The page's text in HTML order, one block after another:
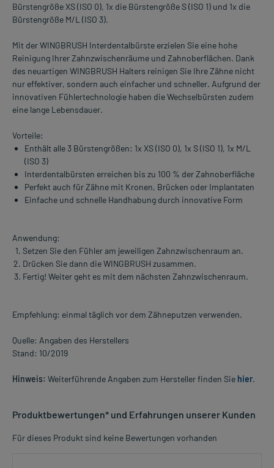
Bürstengröße XS (ISO 0), 1x die Bürstengröße S (ISO 1) und 1x die
Bürstengröße M/L (ISO 3).
Mit der WINGBRUSH Interdentalbürste erzielen Sie eine hohe
Reinigung Ihrer Zahnzwischenräume und Zahnoberflächen. Dank
des neuartigen WINGBRUSH Halters reinigen Sie Ihre Zähne nicht
nur effektiver, sondern auch einfacher und schneller. Aufgrund der
innovativen Fühlertechnologie haben die Wechselbürsten zudem
eine lange Lebensdauer.
Vorteile:
Enthält alle 3 Bürstengrößen: 1x XS (ISO 0), 1x S (ISO 1), 1x M/L
(ISO 3)
Interdentalbürsten erreichen bis zu 100 % der Zahnoberfläche
Perfekt auch für Zähne mit Kronen, Brücken oder Implantaten
Einfache und schnelle Handhabung durch innovative Form
Anwendung:
Setzen Sie den Fühler am jeweiligen Zahnzwischenraum an.
Drücken Sie dann die WINGBRUSH zusammen.
Fertig! Weiter geht es mit dem nächsten Zahnzwischenraum.
Empfehlung: einmal täglich vor dem Zähneputzen verwenden.
Quelle: Angaben des Herstellers
Stand: 10/2019
Hinweis: Weiterführende Angaben zum Hersteller finden Sie hier.
Produktbewertungen* und Erfahrungen unserer Kunden
Für dieses Produkt sind keine Bewertungen vorhanden